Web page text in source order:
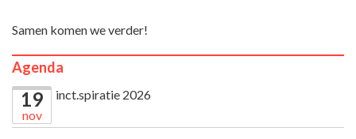
Samen komen we verder!
Agenda
19
nov
inct.spiratie 2026